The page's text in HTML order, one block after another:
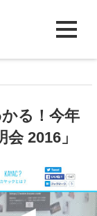
る！今年
2016」